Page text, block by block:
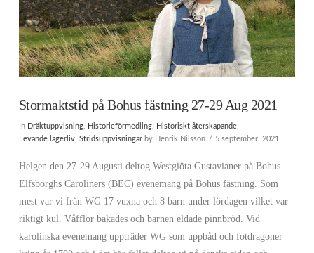
Stormaktstid på Bohus fästning 27-29 Aug 2021
In Dräktuppvisning, Historieförmedling, Historiskt återskapande,
Levande lägerliv, Stridsuppvisningarby Henrik Nilsson 5 september, 2021
Helgen den 27-29 Augusti deltog Westgiöta Gustavianer på Bohus
Elfsborghs Caroliners (BEC) evenemang på Bohus fästning. Som
mest var vi från WG 17 vuxna och 8 barn under lördagen vilket var
riktigt kul. Våfflor bakades och barnen eldade pinnbröd. Vid
karolinska evenemang uppträder WG som uppbåd och fotdragoner